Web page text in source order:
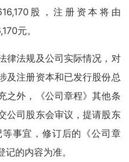
股，注册资本将由
元。
律法规及公司实际情况，对
及注册资本和已发行股份总
之外，《公司章程》其他条
公司股东会审议，提请股东
事宜，修订后的《公司章
的内容为准。